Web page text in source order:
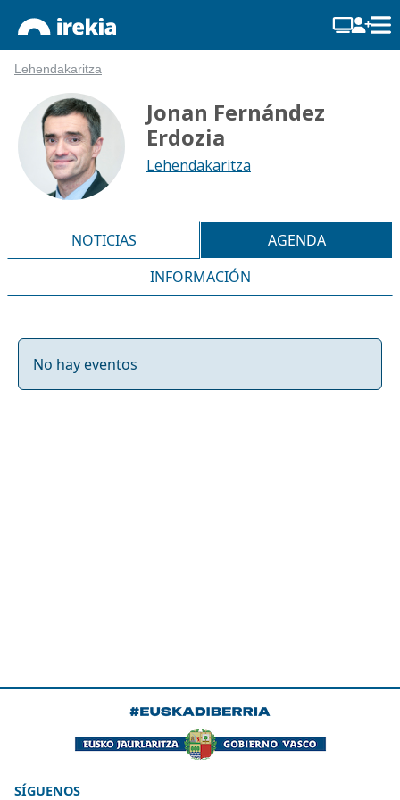
Lehendakaritza
Jonan Fernández
Erdozia
Lehendakaritza
NOTICIAS
AGENDA
INFORMACIÓN
No hay eventos
SÍGUENOS